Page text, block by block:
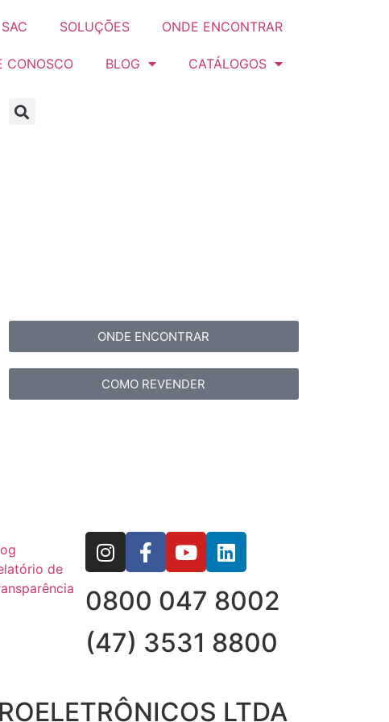
SAC SOLUÇÕES ONDE ENCONTRAR
CONOSCO BLOG CATÁLOGOS
ONDE ENCONTRAR
COMO REVENDER
de
0800 047 8002
(47) 3531 8800
LTDA